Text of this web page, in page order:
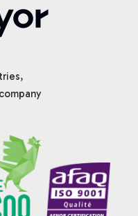
company